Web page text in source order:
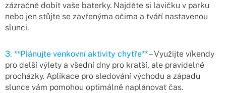
zázračně dobít vaše baterky. Najděte si lavičku v parku
nebo jen stůjte se zavřenýma očima a tváří nastavenou
slunci.
3. **Plánujte venkovní aktivity chytře**– Využijte víkendy
pro delší výlety a všední dny pro kratší, ale pravidelné
procházky. Aplikace pro sledování východu a západu
slunce vám pomohou optimálně naplánovat čas.